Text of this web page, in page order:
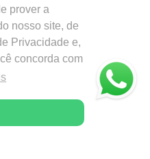
prover a
nosso site, de
Privacidade e,
concorda com